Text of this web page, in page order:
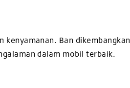
kenyamanan. Ban
dalam mobil terbaik.